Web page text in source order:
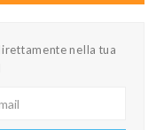
nella tua